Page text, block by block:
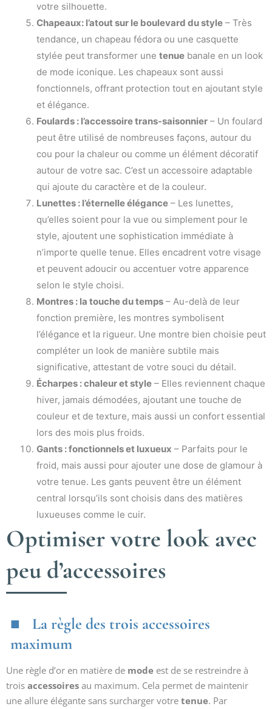
votre silhouette.
Chapeaux: l’atout sur le boulevard du style – Très
tendance, un chapeau fédora ou une casquette
stylée peut transformer une tenue banale en un look
de mode iconique. Les chapeaux sont aussi
fonctionnels, offrant protection tout en ajoutant style
et élégance.
Foulards : l’accessoire trans-saisonnier – Un foulard
peut être utilisé de nombreuses façons, autour du
cou pour la chaleur ou comme un élément décoratif
autour de votre sac. C’est un accessoire adaptable
qui ajoute du caractère et de la couleur.
Lunettes : l’éternelle élégance – Les lunettes,
qu’elles soient pour la vue ou simplement pour le
style, ajoutent une sophistication immédiate à
n’importe quelle tenue. Elles encadrent votre visage
et peuvent adoucir ou accentuer votre apparence
selon le style choisi.
Montres : la touche du temps – Au-delà de leur
fonction première, les montres symbolisent
l’élégance et la rigueur. Une montre bien choisie peut
compléter un look de manière subtile mais
significative, attestant de votre souci du détail.
Écharpes : chaleur et style – Elles reviennent chaque
hiver, jamais démodées, ajoutant une touche de
couleur et de texture, mais aussi un confort essential
lors des mois plus froids.
Gants : fonctionnels et luxueux – Parfaits pour le
froid, mais aussi pour ajouter une dose de glamour à
votre tenue. Les gants peuvent être un élément
central lorsqu’ils sont choisis dans des matières
luxueuses comme le cuir.
Optimiser votre look avec
peu d’accessoires
La règle des trois accessoires
maximum
Une règle d’or en matière de mode est de se restreindre à
trois accessoires au maximum. Cela permet de maintenir
une allure élégante sans surcharger votre tenue. Par